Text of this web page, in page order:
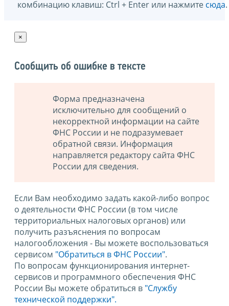
комбинацию клавиш: Ctrl + Enter или нажмите сюда.
×
Сообщить об ошибке в тексте
Форма предназначена
исключительно для сообщений о
некорректной информации на сайте
ФНС России и не подразумевает
обратной связи. Информация
направляется редактору сайта ФНС
России для сведения.
Если Вам необходимо задать какой-либо вопрос
о деятельности ФНС России (в том числе
территориальных налоговых органов) или
получить разъяснения по вопросам
налогообложения - Вы можете воспользоваться
сервисом "Обратиться в ФНС России".
По вопросам функционирования интернет-
сервисов и программного обеспечения ФНС
России Вы можете обратиться в "Службу
технической поддержки".